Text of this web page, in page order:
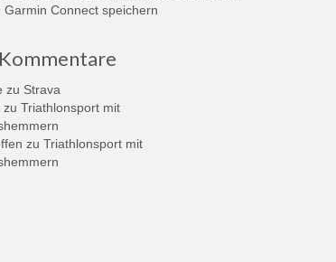
Garmin Connect speichern
zu Strava
zu Triathlonsport mit
zu Triathlonsport mit